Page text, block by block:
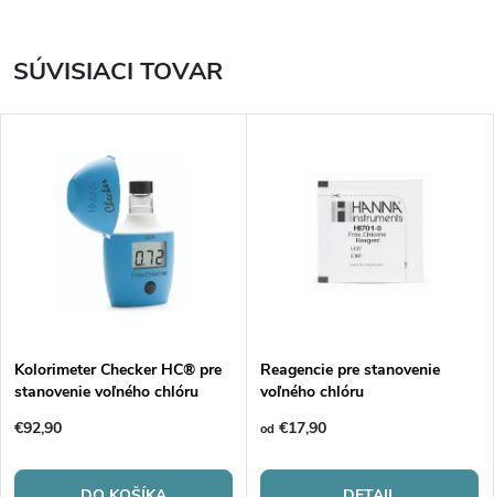
SÚVISIACI TOVAR
Kolorimeter Checker HC® pre
stanovenie voľného chlóru
€92,90
Reagencie pre stanovenie
voľného chlóru
od €17,90